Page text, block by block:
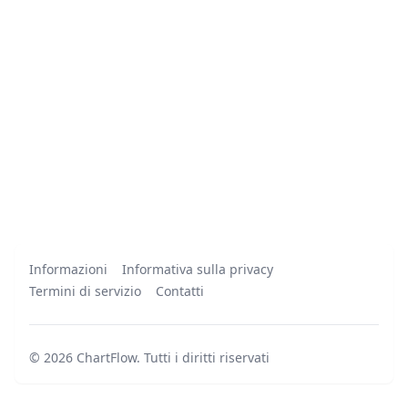
Informazioni
Informativa sulla privacy
Termini di servizio
Contatti
© 2026 ChartFlow. Tutti i diritti riservati